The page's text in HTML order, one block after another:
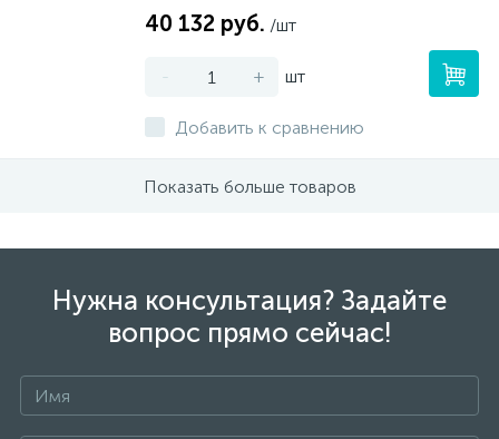
40 132 руб. /шт
- + шт
Добавить к сравнению
Показать больше товаров
Нужна консультация? Задайте
вопрос прямо сейчас!